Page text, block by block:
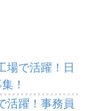
場で活躍！日
！
活躍！事務員